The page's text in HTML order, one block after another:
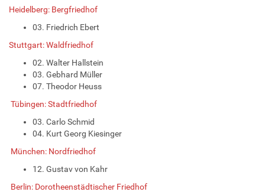
Heidelberg: Bergfriedhof
03. Friedrich Ebert
Stuttgart: Waldfriedhof
02. Walter Hallstein
03. Gebhard Müller
07. Theodor Heuss
Tübingen: Stadtfriedhof
03. Carlo Schmid
04. Kurt Georg Kiesinger
München: Nordfriedhof
12. Gustav von Kahr
Berlin: Dorotheenstädtischer Friedhof